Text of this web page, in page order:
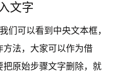
文字
们可以看到中央文本框，
法，大家可以作为借
原始步骤文字删除，就